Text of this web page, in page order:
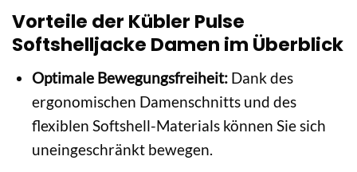
Vorteile der Kübler Pulse
Softshelljacke Damen im Überblick
Optimale Bewegungsfreiheit:Dank des
ergonomischen Damenschnitts und des
flexiblen Softshell-Materials können Sie sich
uneingeschränkt bewegen.